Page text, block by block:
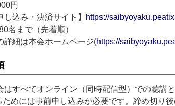
円
し込み・決済サイト】
https://
名まで（先着順）
詳細は本会ホームページ(https://
すべてオンライン（同時配信型）での聴講と
めには事前申し込みが必要です。締め切り後